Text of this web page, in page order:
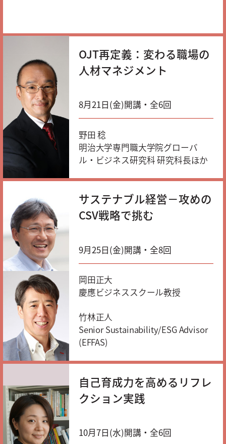
OJT再定義：変わる職場の
人材マネジメント
8月21日(金)開講・全6回
野田 稔
明治大学専門職大学院グローバ
ル・ビジネス研究科 研究科長ほか
サステナブル経営－攻めの
CSV戦略で挑む
9月25日(金)開講・全8回
岡田正大
慶應ビジネススクール教授
竹林正人
Senior Sustainability/ESG Advisor
(EFFAS)
自己育成力を高めるリフレ
クション実践
10月7日(水)開講・全6回